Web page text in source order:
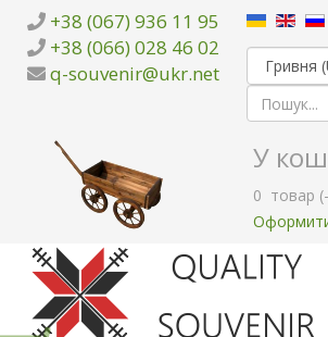
+38 (067) 936 11 95
+38 (066) 028 46 02
q-souvenir@ukr.net
У
0 товар